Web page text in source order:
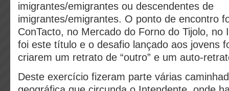
imigrantes/emigrantes ou descendentes de
imigrantes/emigrantes. O ponto de encontro
ConTacto, no Mercado do Forno do Tijolo, no
foi este título e o desafio lançado aos jovens
criarem um retrato de “outro” e um auto-
Deste exercício fizeram parte várias